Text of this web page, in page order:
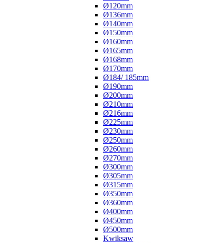
Ø120mm
Ø136mm
Ø140mm
Ø150mm
Ø160mm
Ø165mm
Ø168mm
Ø170mm
Ø184/ 185mm
Ø190mm
Ø200mm
Ø210mm
Ø216mm
Ø225mm
Ø230mm
Ø250mm
Ø260mm
Ø270mm
Ø300mm
Ø305mm
Ø315mm
Ø350mm
Ø360mm
Ø400mm
Ø450mm
Ø500mm
Kwiksaw